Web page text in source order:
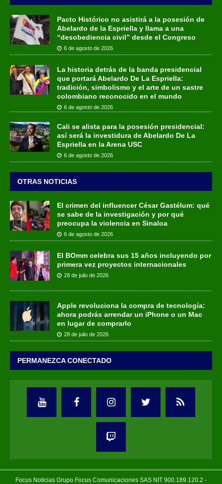
Pacto Histórico no asistirá a la posesión de
Abelardo de la Espriella y llama a una
“desobediencia civil” desde el Congreso
6 de agosto de 2026
La historia detrás de la banda presidencial
que portará Abelardo De La Espriella:
tradición, simbolismo y el arte de un sastre
colombiano reconocido en el mundo
6 de agosto de 2026
Cali se alista para la posesión presidencial:
así será la investidura de Abelardo De La
Espriella en la Arena USC
6 de agosto de 2026
OTRAS NOTICIAS
El crimen del influencer César Gastélum: qué
se sabe de la investigación y por qué
preocupa la violencia en Sinaloa
6 de agosto de 2026
El BOmm celebra sus 15 años incluyendo por
primera vez proyectos internacionales
28 de julio de 2026
Apple revoluciona la compra de tecnología:
ahora podrás arrendar un iPhone o un Mac
en lugar de comprarlo
28 de julio de 2026
PERMANEZCA CONECTADO
Focus Noticias Grupo Focus Comunicaciones SAS NIT 900.189.120.2 -